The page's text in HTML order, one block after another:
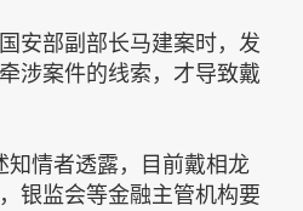
安部副部长马建案时，发
涉案件的线索，才导致戴
知情者透露，目前戴相龙
银监会等金融主管机构要